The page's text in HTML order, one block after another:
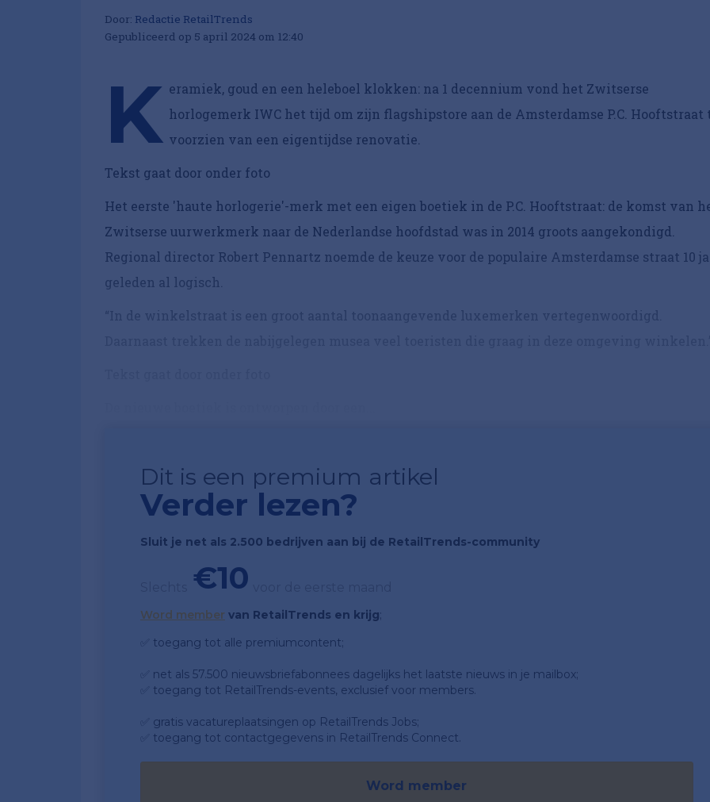
Door: Redactie RetailTrends
Gepubliceerd op 5 april 2024 om 12:40
K eramiek, goud en een heleboel klokken: na 1 decennium vond het Zwitserse
horlogemerk IWC het tijd om zijn flagshipstore aan de Amsterdamse P.C. Hooftstraat
voorzien van een eigentijdse renovatie.
Tekst gaat door onder foto
Het eerste 'haute horlogerie'-merk met een eigen boetiek in de P.C. Hooftstraat: de komst van
Zwitserse uurwerkmerk naar de Nederlandse hoofdstad was in 2014 groots aangekondigd.
Regional director Robert Pennartz noemde de keuze voor de populaire Amsterdamse straat 10
geleden al logisch.
“In de winkelstraat is een groot aantal toonaangevende luxemerken vertegenwoordigd.
Dit is een premium artikel
Verder lezen?
Sluit je net als 2.500 bedrijven aan bij de RetailTrends-community
€10
Word member van RetailTrends en krijg;
✅ toegang tot alle premiumcontent;
✅ net als 57.500 nieuwsbriefabonnees dagelijks het laatste nieuws in je mailbox;
✅ toegang tot RetailTrends-events, exclusief voor members.
✅ gratis vacatureplaatsingen op RetailTrends Jobs;
✅ toegang tot contactgegevens in RetailTrends Connect.
Word member